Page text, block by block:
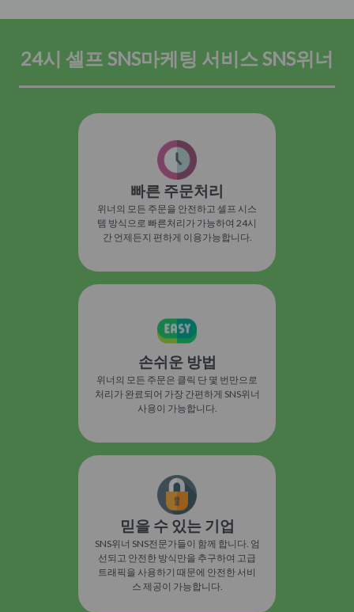
24시 셀프 SNS마케팅 서비스 SNS위너
빠른 주문처리
위너의 모든 주문을 안전하고 셀프 시스
템 방식으로 빠른처리가 가능하여 24시
간 언제든지 편하게 이용가능합니다.
손쉬운 방법
위너의 모든 주문은 클릭 단 몇 번만으로
처리가 완료되어 가장 간편하게 SNS위너
사용이 가능합니다.
믿을 수 있는 기업
SNS위너 SNS전문가들이 함께 합니다. 엄
선되고 안전한 방식만을 추구하여 고급
트래픽을 사용하기 때문에 안전한 서비
스 제공이 가능합니다.